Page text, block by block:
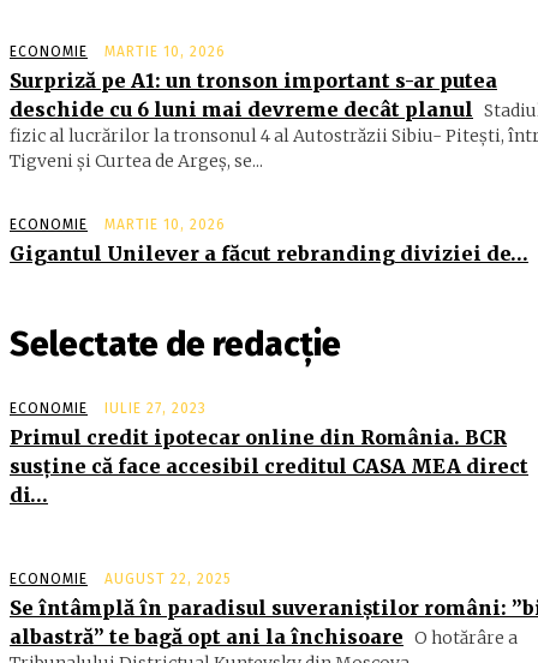
ECONOMIE MARTIE 10, 2026
Surpriză pe A1: un tronson important s-ar putea
deschide cu 6 luni mai devreme decât planul
fizic al lucrărilor la tronsonul 4 al Autostrăzii Sibiu- Piteşti,
Tigveni şi Curtea de Argeş, se...
ECONOMIE MARTIE 10, 2026
Gigantul Unilever a făcut rebranding diviziei de…
Selectate de redacție
ECONOMIE IULIE 27, 2023
Primul credit ipotecar online din România. BCR
susţine că face accesibil creditul CASA MEA direct
di…
ECONOMIE AUGUST 22, 2025
Se întâmplă în paradisul suveraniștilor români:
albastră” te bagă opt ani la închisoare O hotărâre a